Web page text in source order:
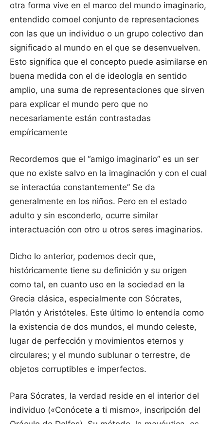
otra forma vive en el marco del mundo imaginario,
entendido comoel conjunto de representaciones
con las que un individuo o un grupo colectivo dan
significado al mundo en el que se desenvuelven.
Esto significa que el concepto puede asimilarse en
buena medida con el de ideología en sentido
amplio, una suma de representaciones que sirven
para explicar el mundo pero que no
necesariamente están contrastadas
empíricamente
Recordemos que el “amigo imaginario” es un ser
que no existe salvo en la imaginación y con el cual
se interactúa constantemente” Se da
generalmente en los niños. Pero en el estado
adulto y sin esconderlo, ocurre similar
interactuación con otro u otros seres imaginarios.
Dicho lo anterior, podemos decir que,
históricamente tiene su definición y su origen
como tal, en cuanto uso en la sociedad en la
Grecia clásica, especialmente con Sócrates,
Platón y Aristóteles. Este último lo entendía como
la existencia de dos mundos, el mundo celeste,
lugar de perfección y movimientos eternos y
circulares; y el mundo sublunar o terrestre, de
objetos corruptibles e imperfectos.
Para Sócrates, la verdad reside en el interior del
individuo («Conócete a ti mismo», inscripción del